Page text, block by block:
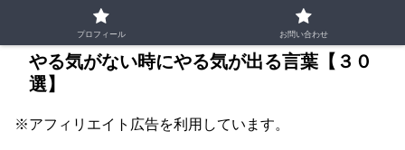
やる気がない時にやる気が出る言葉【３０
選】
※アフィリエイト広告を利用しています。
プロフィール お問い合わせ